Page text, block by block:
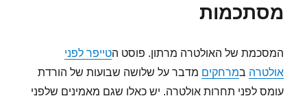
מסתכמות
המסכמת של האולטרה מרתון. פוסט הטייפר לפני
אולטרה במרחקים מדבר על שלושה שבועות של הורדת
עומס לפני תחרות אולטרה. יש כאלו שגם מאמינים שלפני